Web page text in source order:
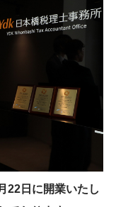
22日に開業いたし